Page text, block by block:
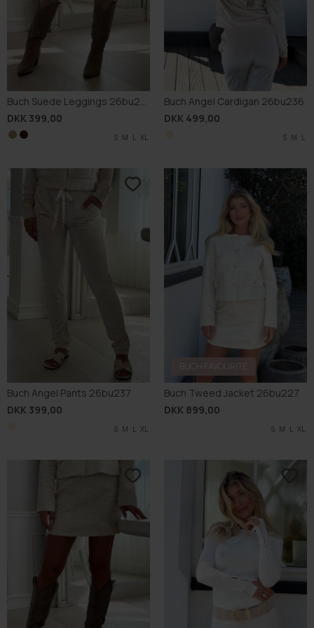
Buch Suede Leggings 26bu225
DKK 399,00
S M L XL
S M L XL
Buch Angel Cardigan 26bu236
DKK 499,00
S M L
Buch Angel Pants 26bu237
DKK 399,00
S M L XL
BUCH FAVOURITE
Buch Tweed Jacket 26bu227
DKK 899,00
S M L XL